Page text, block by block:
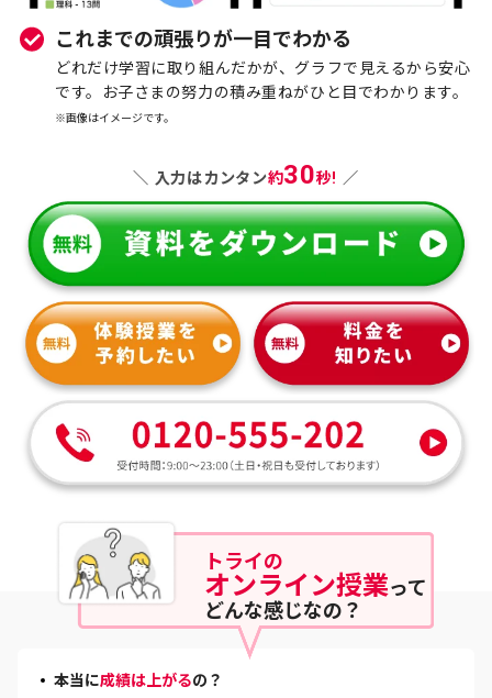
これまでの頑張りが一目でわかる
どれだけ学習に取り組んだかが、グラフで見えるから安心
です。お子さまの努力の積み重ねがひと目でわかります。
※画像はイメージです。
＼ 入力はカンタン約30秒! ／
トライの
オンライン授業って
どんな感じなの？
本当に成績は上がるの？